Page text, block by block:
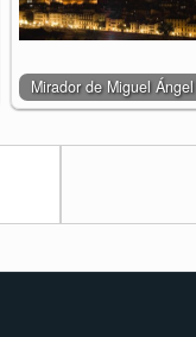
Mirador de Miguel Ángel